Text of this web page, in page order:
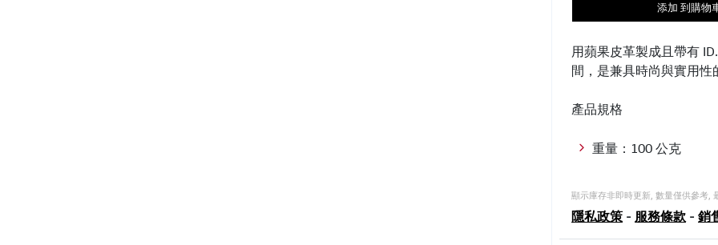
添加 到購物
用蘋果皮革製成且帶有
間，是兼具時尚與實用性
產品規格
重量：100 公克
顯示庫存非即時更新, 數量僅供參考,
隱私政策 - 服務條款 - 銷